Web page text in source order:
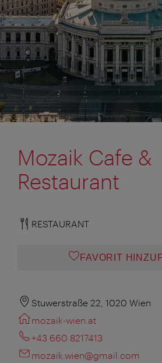
Mozaik Cafe &
Restaurant
RESTAURANT
FAVORIT
Stuwerstraße 22, 1020 Wien
mozaik-wien.at
+43 660 8217413
mozaik.wien@gmail.com